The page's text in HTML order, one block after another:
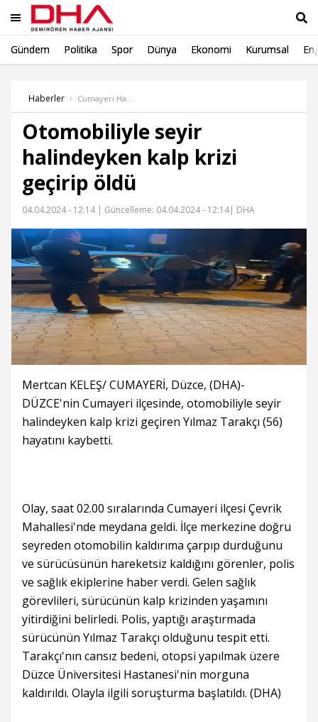
Gündem Politika Spor Dünya Ekonomi Kurumsal
Haberler
Otomobiliyle seyir
halindeyken kalp krizi
geçirip öldü
04.04.2024 - 12:14 | Güncelleme: 04.04.2024 - 12:14| DHA
Mertcan KELEŞ/ CUMAYERİ, Düzce, (DHA)-
DÜZCE'nin Cumayeri ilçesinde, otomobiliyle seyir
halindeyken kalp krizi geçiren Yılmaz Tarakçı (56)
hayatını kaybetti.
Olay, saat 02.00 sıralarında Cumayeri ilçesi Çevrik
Mahallesi'nde meydana geldi. İlçe merkezine doğru
seyreden otomobilin kaldırıma çarpıp durduğunu
ve sürücüsünün hareketsiz kaldığını görenler, polis
ve sağlık ekiplerine haber verdi. Gelen sağlık
görevlileri, sürücünün kalp krizinden yaşamını
yitirdiğini belirledi. Polis, yaptığı araştırmada
sürücünün Yılmaz Tarakçı olduğunu tespit etti.
Tarakçı'nın cansız bedeni, otopsi yapılmak üzere
Düzce Üniversitesi Hastanesi'nin morguna
kaldırıldı. Olayla ilgili soruşturma başlatıldı. (DHA)